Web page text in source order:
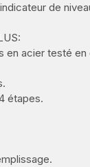
de
en acier testé
étapes.